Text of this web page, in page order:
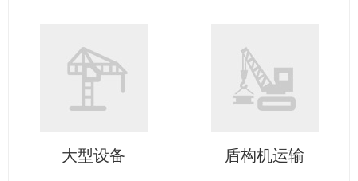
大型设备 盾构机运输